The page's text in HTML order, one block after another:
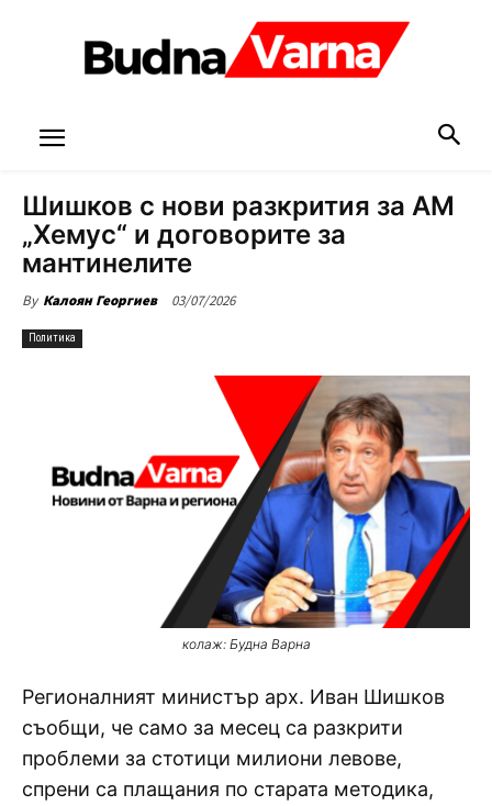
Шишков с нови разкрития за АМ
„Хемус“ и договорите за
мантинелите
By Калоян Георгиев 03/07/2026
Политика
колаж: Будна Варна
Регионалният министър арх. Иван Шишков
съобщи, че само за месец са разкрити
проблеми за стотици милиони левове,
спрени са плащания по старата методика,